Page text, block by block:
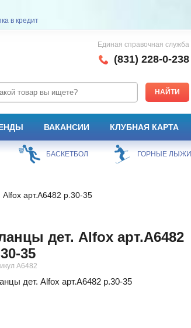
в кредит
Единая справочная служба
(831) 228-0-238
ВАКАНСИИ КЛУБНАЯ КАРТА
БАСКЕТБОЛ ГОРНЫЕ ЛЫЖИ
арт.A6482 р.30-35
дет. Alfox арт.A6482
35
A6482
дет. Alfox арт.A6482 р.30-35